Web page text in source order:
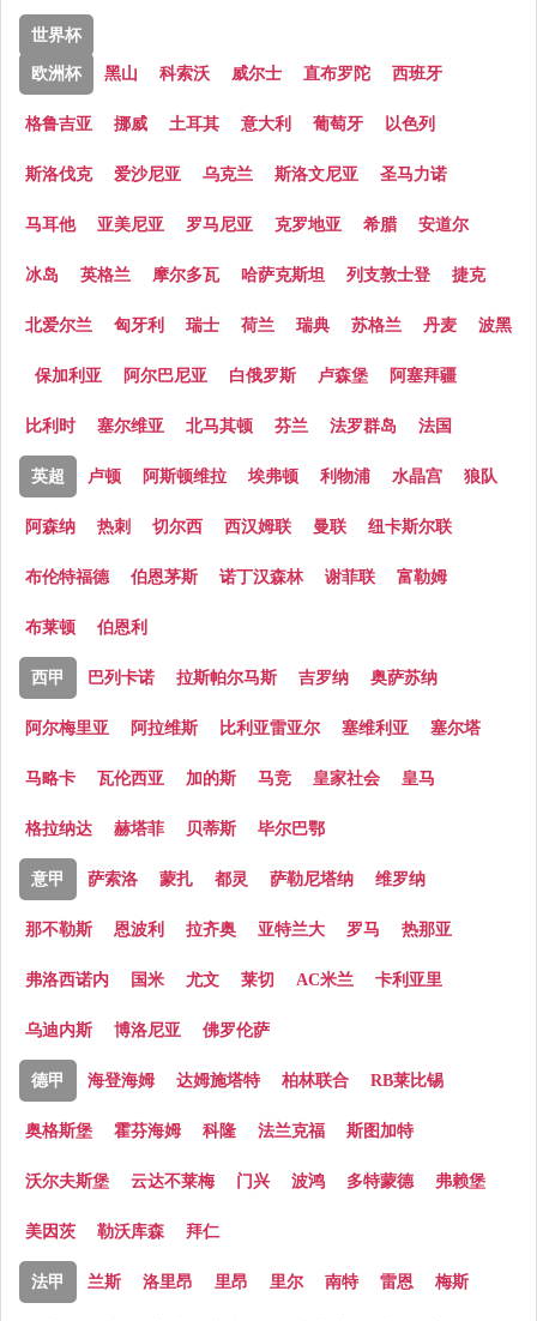
世界杯
欧洲杯 黑山 科索沃 威尔士 直布罗陀 西班牙
格鲁吉亚 挪威 土耳其 意大利 葡萄牙 以色列
斯洛伐克 爱沙尼亚 乌克兰 斯洛文尼亚 圣马力诺
马耳他 亚美尼亚 罗马尼亚 克罗地亚 希腊 安道尔
冰岛 英格兰 摩尔多瓦 哈萨克斯坦 列支敦士登 捷克
北爱尔兰 匈牙利 瑞士 荷兰 瑞典 苏格兰 丹麦 波黑
保加利亚 阿尔巴尼亚 白俄罗斯 卢森堡 阿塞拜疆
比利时 塞尔维亚 北马其顿 芬兰 法罗群岛 法国
英超 卢顿 阿斯顿维拉 埃弗顿 利物浦 水晶宫 狼队
阿森纳 热刺 切尔西 西汉姆联 曼联 纽卡斯尔联
布伦特福德 伯恩茅斯 诺丁汉森林 谢菲联 富勒姆
布莱顿 伯恩利
西甲 巴列卡诺 拉斯帕尔马斯 吉罗纳 奥萨苏纳
阿尔梅里亚 阿拉维斯 比利亚雷亚尔 塞维利亚 塞尔塔
马略卡 瓦伦西亚 加的斯 马竞 皇家社会 皇马
格拉纳达 赫塔菲 贝蒂斯 毕尔巴鄂
意甲 萨索洛 蒙扎 都灵 萨勒尼塔纳 维罗纳
那不勒斯 恩波利 拉齐奥 亚特兰大 罗马 热那亚
弗洛西诺内 国米 尤文 莱切 AC米兰 卡利亚里
乌迪内斯 博洛尼亚 佛罗伦萨
德甲 海登海姆 达姆施塔特 柏林联合 RB莱比锡
奥格斯堡 霍芬海姆 科隆 法兰克福 斯图加特
沃尔夫斯堡 云达不莱梅 门兴 波鸿 多特蒙德 弗赖堡
美因茨 勒沃库森 拜仁
法甲 兰斯 洛里昂 里昂 里尔 南特 雷恩 梅斯